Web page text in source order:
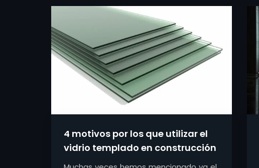
4 motivos por los que utilizar el
vidrio templado en construcción